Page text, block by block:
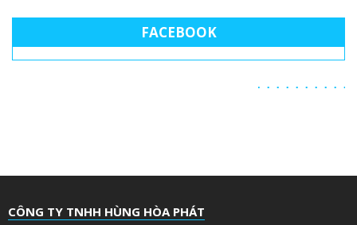
g
FACEBOOK
CÔNG TY TNHH HÙNG HÒA PHÁT